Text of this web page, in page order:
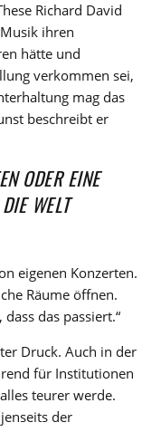
Richard David
ihren
hätte und
verkommen sei,
mag das
beschreibt er
ODER EINE
WELT
eigenen Konzerten.
Räume öffnen.
das passiert.“
Druck. Auch in der
für Institutionen
teurer werde.
der